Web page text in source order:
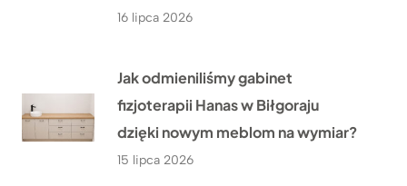
16 lipca 2026
Jak odmieniliśmy gabinet
fizjoterapii Hanas w Biłgoraju
dzięki nowym meblom na wymiar?
15 lipca 2026